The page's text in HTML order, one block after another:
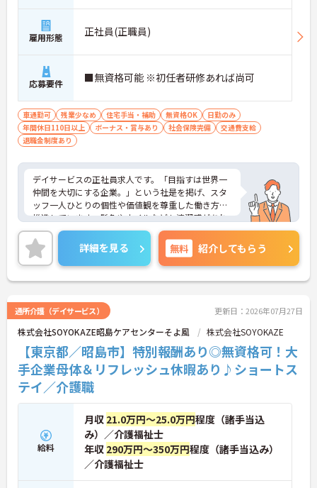
雇用形態 正社員(正職員)
応募要件 ■無資格可能 ※初任者研修あれば尚可
車通勤可 残業少なめ 住宅手当・補助 無資格OK
日勤のみ
年間休日110日以上
ボーナス・賞与あり 社会保険完備
交通費支給
退職金制度あり
デイサービスの正社員求人です。「目指すは世界一
仲間を大切にする企業。」という社是を掲げ、スタ
ッフ一人ひとりの個性や価値観を尊重した働き方を
推進しています。髪色やネイルなども清潔感があれ
ば原則自由となっており、自分らしいスタイルで無
理なく働くことが可能です。日々の頑張りやチーム
ワークは賞与とは別に支給される特別報酬としてし
っかり還元されるため、高いモチベーションを維持
しながら業務に取り組めます。残業は少なく、月9日
されており、プライベートの時間を大切にできる環
境です。定年65歳以降も再雇用制度により70歳まで
勤務可能であり、退職金制度も完備されているな
ど、長期的に安定したキャリアを築いていける職場
です。入社後はOJTによる丁寧なフォロー体制があ
り、資格取得支援制度も活用しながら更なるスキル
アップを目指せます。
★おすすめPOINT★
期待できます】
・日々の施設運営への貢献やチームワークが多角的
に評価されるため、目に見える形で還元されます。
・努力がダイレクトに評価へつながる制度により、
仕事へのモチベーションを高めながら働けます。
詳細を見る 無料 紹介してもらう
通所介護（デイサービス） 更新日：2026年07月27日
株式会社SOYOKAZE昭島ケアセンターそよ風 株式会社SOYOKAZE
【東京都／昭島市】特別報酬あり◎無資格可！大
手企業母体＆リフレッシュ休暇あり♪ショートス
テイ／介護職
給料
月収 21.0万円～25.0万円程度（諸手当込
み）／介護福祉士
年収 290万円～350万円程度（諸手当込み）
／介護福祉士